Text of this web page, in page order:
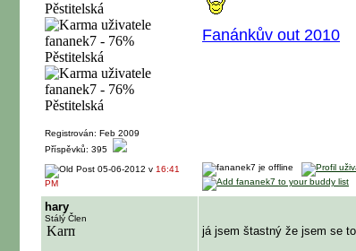
Registrován: Feb 2009
Příspěvků: 395
Fanánkův out 2010
05-06-2012 v 16:41
PM
hary
Stálý Člen
já jsem štastný že jsem se